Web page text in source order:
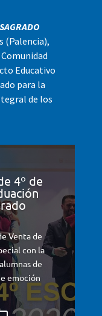
(Palencia),
Educativo
para la
de los
4º de
Venta de
con la
de
emoción